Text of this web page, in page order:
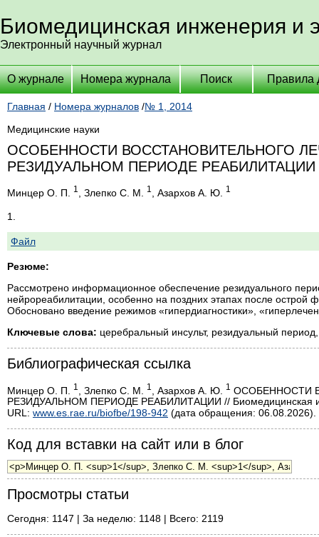
Биомедицинская инженерия и
Электронный научный журнал
О журнале Номера журнала Поиск Правила
Главная / Номера журналов /№ 1, 2014
Медицинские науки
ОСОБЕННОСТИ ВОССТАНОВИТЕЛЬНОГО
РЕЗИДУАЛЬНОМ ПЕРИОДЕ РЕАБИЛИТАЦИИ
Минцер О. П. 1 , Злепко С. М. 1 , Азархов А. Ю. 1
1.
Файл
Резюме:
Рассмотрено информационное обеспечение резидуального
нейрореабилитации, особенно на поздних этапах после
Обосновано введение режимов «гипердиагностики»,
Ключевые слова: церебральный инсульт, резидуальный
Библиографическая ссылка
Минцер О. П. 1 , Злепко С. М. 1 , Азархов А. Ю. 1 ОСОБЕННОСТИ
РЕЗИДУАЛЬНОМ ПЕРИОДЕ РЕАБИЛИТАЦИИ // Биомедицинская
URL: www.es.rae.ru/biofbe/198-942 (дата обращения: 06.08.2026).
Код для вставки на сайт или в блог
Просмотры статьи
Сегодня: 1147 | За неделю: 1148 | Всего: 2119